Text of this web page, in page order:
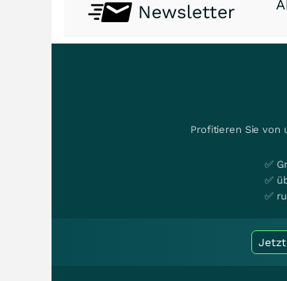
Newsletter
Profitieren Sie von
✅
✅
✅